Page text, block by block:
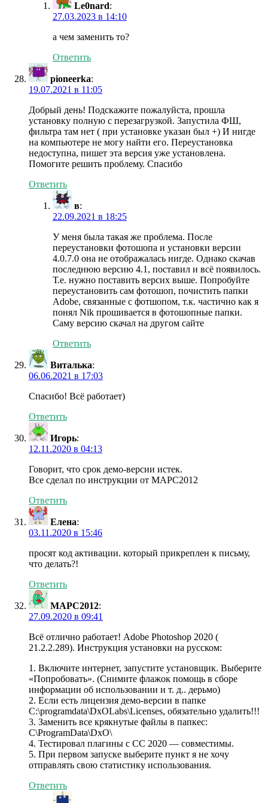
Le0nard:
27.03.2023 в 14:10
а чем заменить то?
Ответить
pioneerka:
19.07.2021 в 11:05
Добрый день! Подскажите пожалуйста, прошла
установку полную с перезагрузкой. Запустила ФШ,
фильтра там нет ( при установке указан был +) И нигде
на компьютере не могу найти его. Переустановка
недоступна, пишет эта версия уже установлена.
Помогите решить проблему. Спасибо
Ответить
в:
22.09.2021 в 18:25
У меня была такая же проблема. После
переустановки фотошопа и установки версии
4.0.7.0 она не отображалась нигде. Однако скачав
последнюю версию 4.1, поставил и всё появилось.
Т.е. нужно поставить версих выше. Попробуйте
переустановить сам фотошоп, почистить папки
Adobe, связанные с фотшопом, т.к. частично как я
понял Nik прошивается в фотошопные папки.
Саму версию скачал на другом сайте
Ответить
Виталька:
06.06.2021 в 17:03
Спасибо! Всё работает)
Ответить
Игорь:
12.11.2020 в 04:13
Говорит, что срок демо-версии истек.
Все сделал по инструкции от MAPC2012
Ответить
Елена:
03.11.2020 в 15:46
просят код активации. который прикреплен к письму,
что делать?!
Ответить
MAPC2012:
27.09.2020 в 09:41
Всё отлично работает! Adobe Photoshop 2020 (
21.2.2.289). Инструкция установки на русском:
1. Включите интернет, запустите установщик. Выберите
«Попробовать». (Снимите флажок помощь в сборе
информации об использовании и т. д.. дерьмо)
2. Если есть лицензия демо-версии в папке
C:\programdata\DxOLabs\Licenses, обязательно удалить!!!
3. Заменить все крякнутые файлы в папкеc:
C\ProgramData\DxO\
4. Тестировал плагины с CC 2020 — совместимы.
5. При первом запуске выберите пункт я не хочу
отправлять свою статистику использования.
Ответить